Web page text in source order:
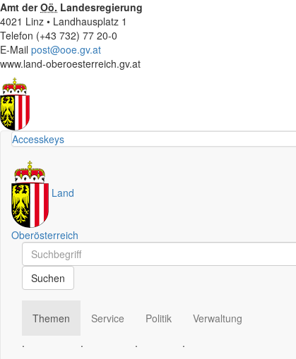
Amt derOö. Landesregierung
4021 Linz • Landhausplatz 1
Telefon (+43 732) 77 20-0
E-Mail post@ooe.gv.at
www.land-oberoesterreich.gv.at
Accesskeys
Land
Oberösterreich
Schnellsuche
Schnellsuche
Suchen
Themen
.
Service
.
Politik
.
Verwaltung
.